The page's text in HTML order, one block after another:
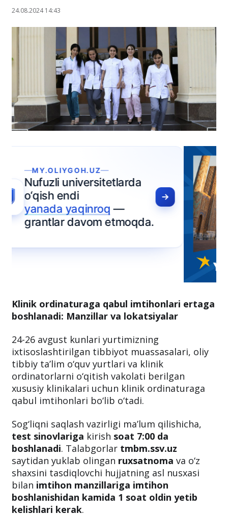
24.08.2024 14:43
Klinik ordinaturaga qabul imtihonlari ertaga
boshlanadi: Manzillar va lokatsiyalar
24-26 avgust kunlari yurtimizning
ixtisoslashtirilgan tibbiyot muassasalari, oliy
tibbiy ta’lim o‘quv yurtlari va klinik
ordinatorlarni o‘qitish vakolati berilgan
xususiy klinikalari uchun klinik ordinaturaga
qabul imtihonlari bo‘lib o‘tadi.
Sog‘liqni saqlash vazirligi ma’lum qilishicha,
test sinovlariga kirish soat 7:00 da
boshlanadi. Talabgorlar tmbm.ssv.uz
saytidan yuklab olingan ruxsatnoma va o‘z
shaxsini tasdiqlovchi hujjatning asl nusxasi
bilan imtihon manzillariga imtihon
boshlanishidan kamida 1 soat oldin yetib
kelishlari kerak.